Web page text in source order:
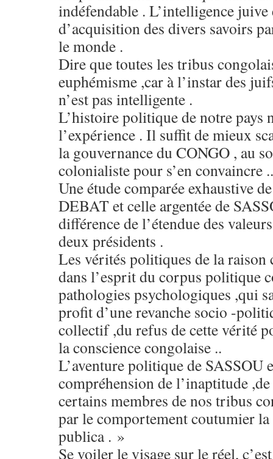
indéfendable . L’intelligence juive
d’acquisition des divers savoirs
le monde .
Dire que toutes les tribus
euphémisme ,car à l’instar des
n’est pas intelligente .
L’histoire politique de notre pays
l’expérience . Il suffit de mieux
la gouvernance du CONGO , au
colonialiste pour s’en convaincre ..
Une étude comparée exhaustive
DEBAT et celle argentée de
différence de l’étendue des
deux présidents .
Les vérités politiques de la raison
dans l’esprit du corpus politique
pathologies psychologiques ,qui
profit d’une revanche socio -
collectif ,du refus de cette vérité
la conscience congolaise ..
L’aventure politique de SASSOU
compréhension de l’inaptitude
certains membres de nos tribus
par le comportement coutumier
publica . »
Se voiler le visage sur le réel,